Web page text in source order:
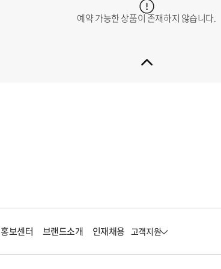
예약 가능한 상품이 존재하지 않습니다.
홍보센터 브랜드소개 인재채용 고객지원